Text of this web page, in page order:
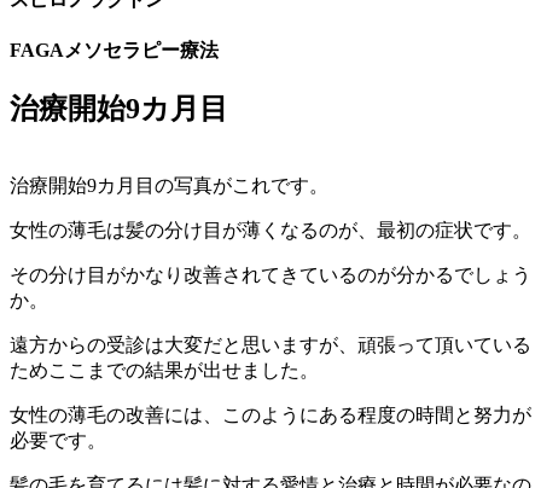
FAGAメソセラピー療法
治療開始9カ月目
治療開始9カ月目の写真がこれです。
女性の薄毛は髪の分け目が薄くなるのが、最初の症状です。
その分け目がかなり改善されてきているのが分かるでしょう
か。
遠方からの受診は大変だと思いますが、頑張って頂いている
ためここまでの結果が出せました。
女性の薄毛の改善には、このようにある程度の時間と努力が
必要です。